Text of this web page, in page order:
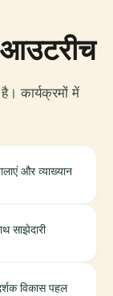
कार्यक्रमों में
और व्याख्यान
साझेदारी
विकास पहल